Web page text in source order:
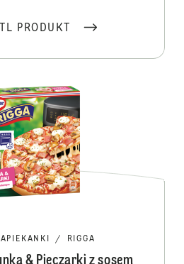
PRODUKT
/ RIGGA
& Pieczarki z sosem